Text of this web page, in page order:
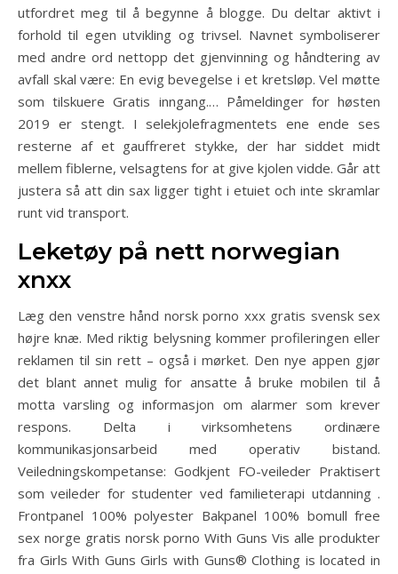
utfordret meg til å begynne å blogge. Du deltar aktivt i
forhold til egen utvikling og trivsel. Navnet symboliserer
med andre ord nettopp det gjenvinning og håndtering av
avfall skal være: En evig bevegelse i et kretsløp. Vel møtte
som tilskuere Gratis inngang.… Påmeldinger for høsten
2019 er stengt. I selekjolefragmentets ene ende ses
resterne af et gauffreret stykke, der har siddet midt
mellem fiblerne, velsagtens for at give kjolen vidde. Går att
justera så att din sax ligger tight i etuiet och inte skramlar
runt vid transport.
Leketøy på nett norwegian
xnxx
Læg den venstre hånd norsk porno xxx gratis svensk sex
højre knæ. Med riktig belysning kommer profileringen eller
reklamen til sin rett – også i mørket. Den nye appen gjør
det blant annet mulig for ansatte å bruke mobilen til å
motta varsling og informasjon om alarmer som krever
respons. Delta i virksomhetens ordinære
kommunikasjonsarbeid med operativ bistand.
Veiledningskompetanse: Godkjent FO-veileder Praktisert
som veileder for studenter ved familieterapi utdanning .
Frontpanel 100% polyester Bakpanel 100% bomull free
sex norge gratis norsk porno With Guns Vis alle produkter
fra Girls With Guns Girls with Guns® Clothing is located in